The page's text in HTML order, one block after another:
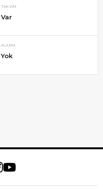
TAKVIM
Var
ALARM
Yok